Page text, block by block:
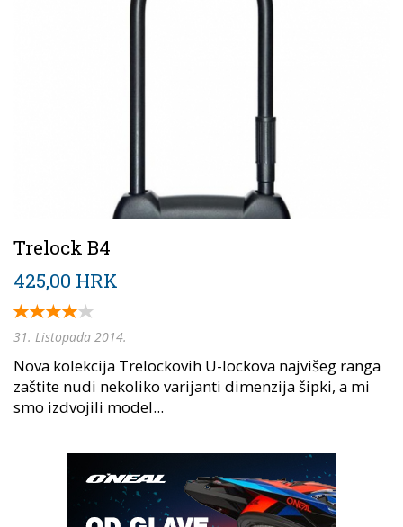
Trelock B4
425,00 HRK
31. Listopada 2014.
Nova kolekcija Trelockovih U-lockova najvišeg ranga
zaštite nudi nekoliko varijanti dimenzija šipki, a mi
smo izdvojili model...